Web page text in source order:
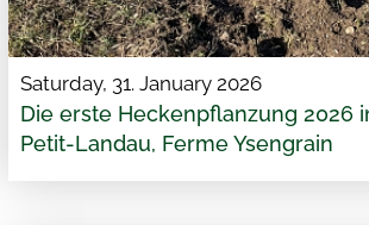
Saturday, 31. January 2026
Die erste Heckenpflanzung 2026
Petit-Landau, Ferme Ysengrain